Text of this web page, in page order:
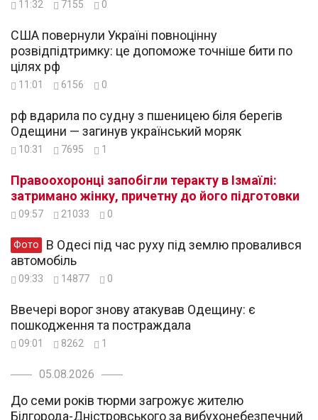
11:32 7155 0
США повернули Україні повноцінну
розвідпідтримку: це допоможе точніше бити по
цілях рф
11:01 6156 0
рф вдарила по судну з пшеницею біля берегів
Одещини — загинув український моряк
10:31 7695 1
Правоохоронці запобігли теракту в Ізмаїлі:
затримано жінку, причетну до його підготовки
09:57 21033 0
Фото
автомобіль
09:33 14877 0
Ввечері ворог знову атакував Одещину: є
пошкодження та постраждала
09:01 8262 1
05.08.2026
До семи років тюрми загрожує жителю
Білгорода-Дністровського за вибухонебезпечний